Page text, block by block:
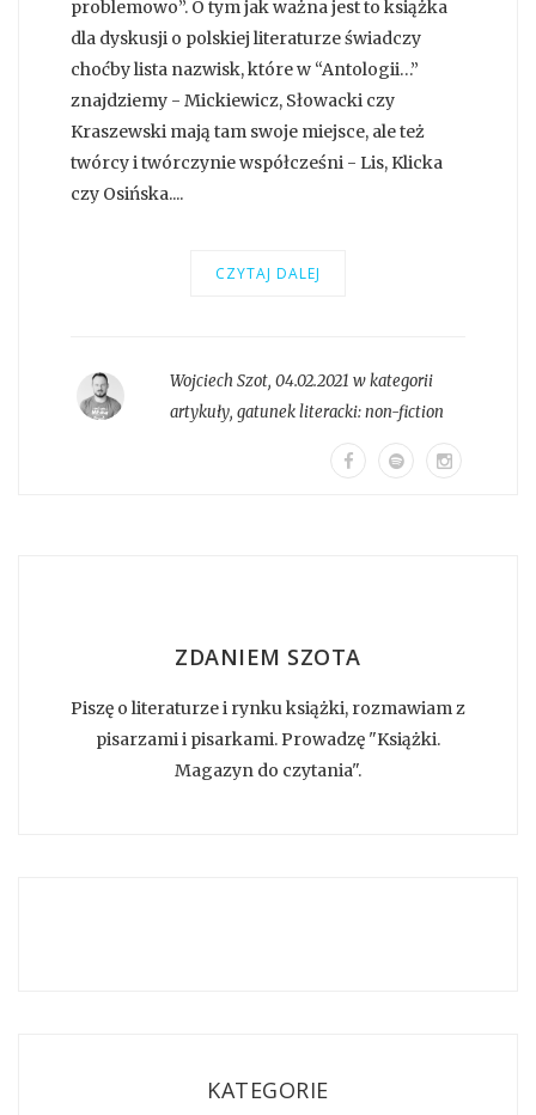
problemowo”. O tym jak ważna jest to książka
dla dyskusji o polskiej literaturze świadczy
choćby lista nazwisk, które w “Antologii…”
znajdziemy - Mickiewicz, Słowacki czy
Kraszewski mają tam swoje miejsce, ale też
twórcy i twórczynie współcześni - Lis, Klicka
czy Osińska....
CZYTAJ DALEJ
Wojciech Szot, 04.02.2021 w kategorii
artykuły, gatunek literacki:non-fiction
ZDANIEM SZOTA
Piszę o literaturze i rynku książki, rozmawiam z
pisarzami i pisarkami. Prowadzę "Książki.
Magazyn do czytania".
KATEGORIE